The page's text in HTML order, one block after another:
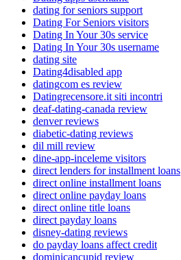
dating for seniors support
Dating For Seniors visitors
Dating In Your 30s service
Dating In Your 30s username
dating site
Dating4disabled app
datingcom es review
Datingrecensore.it siti incontri
deaf-dating-canada review
denver reviews
diabetic-dating reviews
dil mill review
dine-app-inceleme visitors
direct lenders for installment loans
direct online installment loans
direct online payday loans
direct online title loans
direct payday loans
disney-dating reviews
do payday loans affect credit
dominicancupid review